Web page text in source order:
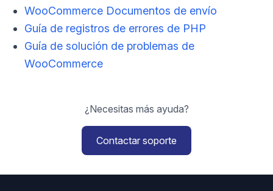
WooCommerce Documentos de envío
Guía de registros de errores de PHP
Guía de solución de problemas de
WooCommerce
¿Necesitas más ayuda?
Contactar soporte